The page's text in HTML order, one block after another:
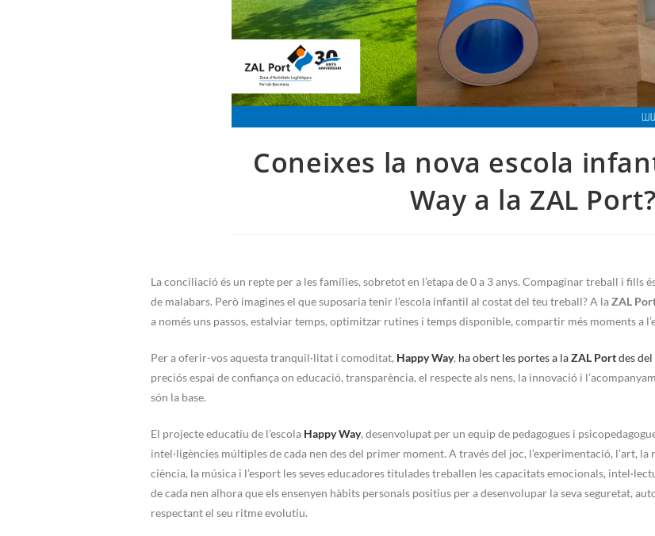
Coneixes la nova escola
Way a la ZAL Port?
La conciliació és un repte per a les famílies, sobretot en l’etapa de 0 a 3 anys. Compaginar treball i fills
de malabars. Però imagines el que suposaria tenir l’escola infantil al costat del teu treball? A laZAL
a només uns passos, estalviar temps, optimitzar rutines i temps disponible, compartir més moments a
Per a oferir-vos aquesta tranquil·litat i comoditat, Happy Way, ha obert les portes a laZAL Portdes
preciós espai de confiança on educació, transparència, el respecte als nens, la innovació i
són la base.
El projecte educatiu de l’escola Happy Way, desenvolupat per un equip de pedagogues i
intel·ligències múltiples de cada nen des del primer moment. A través del joc, l’experimentació, l’art, la
ciència, la música i l’esport les seves educadores titulades treballen les capacitats emocionals,
de cada nen alhora que els ensenyen hàbits personals positius per a desenvolupar la seva seguretat,
respectant el seu ritme evolutiu.